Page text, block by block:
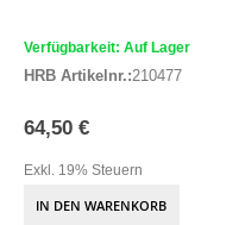
Verfügbarkeit: Auf Lager
HRB Artikelnr.:210477
64,50 €
Exkl. 19% Steuern
IN DEN WARENKORB